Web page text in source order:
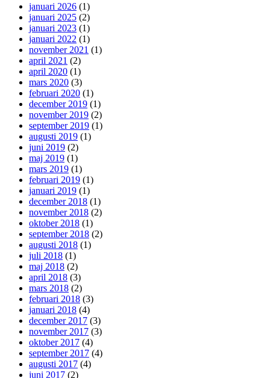
januari 2026 (1)
januari 2025 (2)
januari 2023 (1)
januari 2022 (1)
november 2021 (1)
april 2021 (2)
april 2020 (1)
mars 2020 (3)
februari 2020 (1)
december 2019 (1)
november 2019 (2)
september 2019 (1)
augusti 2019 (1)
juni 2019 (2)
maj 2019 (1)
mars 2019 (1)
februari 2019 (1)
januari 2019 (1)
december 2018 (1)
november 2018 (2)
oktober 2018 (1)
september 2018 (2)
augusti 2018 (1)
juli 2018 (1)
maj 2018 (2)
april 2018 (3)
mars 2018 (2)
februari 2018 (3)
januari 2018 (4)
december 2017 (3)
november 2017 (3)
oktober 2017 (4)
september 2017 (4)
augusti 2017 (4)
juni 2017 (2)